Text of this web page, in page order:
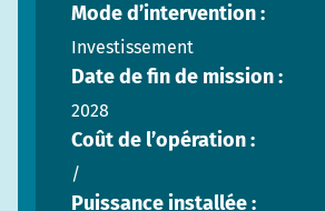
Mode d’intervention :
Investissement
Date de fin de mission :
2028
Coût de l’opération :
/
Puissance installée :